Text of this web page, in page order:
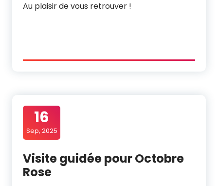
Au plaisir de vous retrouver !
16
Sep, 2025
Visite guidée pour Octobre
Rose